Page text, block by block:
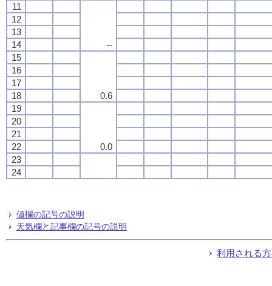
11
--
12
13
14
15
0.6
16
17
18
19
0.0
20
21
22
23
24
値欄の記号の説明
天気欄と記事欄の記号の説明
利用される